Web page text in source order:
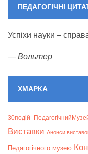
ПЕДАГОГІЧНІ
Успіхи науки –
— Вольтер
ХМАРКА
Bиставки Анонси
Педагогічного музею